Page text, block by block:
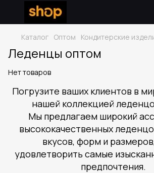
Каталог Оптом Кондитерские
Леденцы оптом
Нет товаров
Погрузите ваших клиентов в
нашей коллекцией
Мы предлагаем широкий
высококачественных
вкусов, форм и
удовлетворить самые
предпочтения.